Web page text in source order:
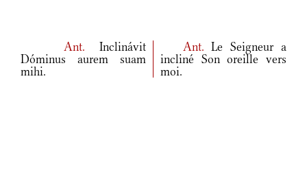
Ant. Inclinávit
Dóminus aurem suam
mihi.
Ant.Le Seigneur a
incliné Son oreille vers
moi.